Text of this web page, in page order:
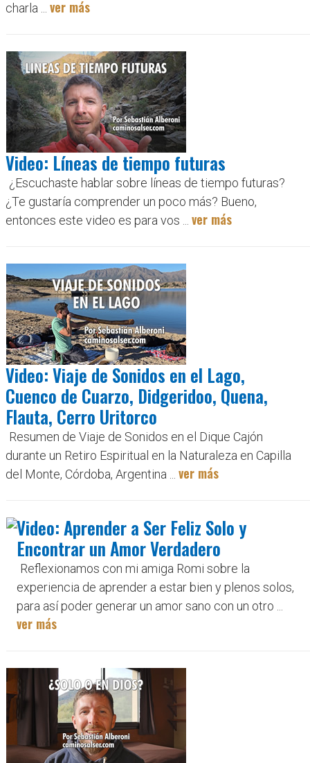
charla ... ver más
Video: Líneas de tiempo futuras
¿Escuchaste hablar sobre líneas de tiempo futuras?
¿Te gustaría comprender un poco más? Bueno,
entonces este video es para vos ... ver más
Video: Viaje de Sonidos en el Lago,
Cuenco de Cuarzo, Didgeridoo, Quena,
Flauta, Cerro Uritorco
Resumen de Viaje de Sonidos en el Dique Cajón
durante un Retiro Espiritual en la Naturaleza en Capilla
del Monte, Córdoba, Argentina ... ver más
Video: Aprender a Ser Feliz Solo y
Encontrar un Amor Verdadero
Reflexionamos con mi amiga Romi sobre la
experiencia de aprender a estar bien y plenos solos,
para así poder generar un amor sano con un otro ...
ver más